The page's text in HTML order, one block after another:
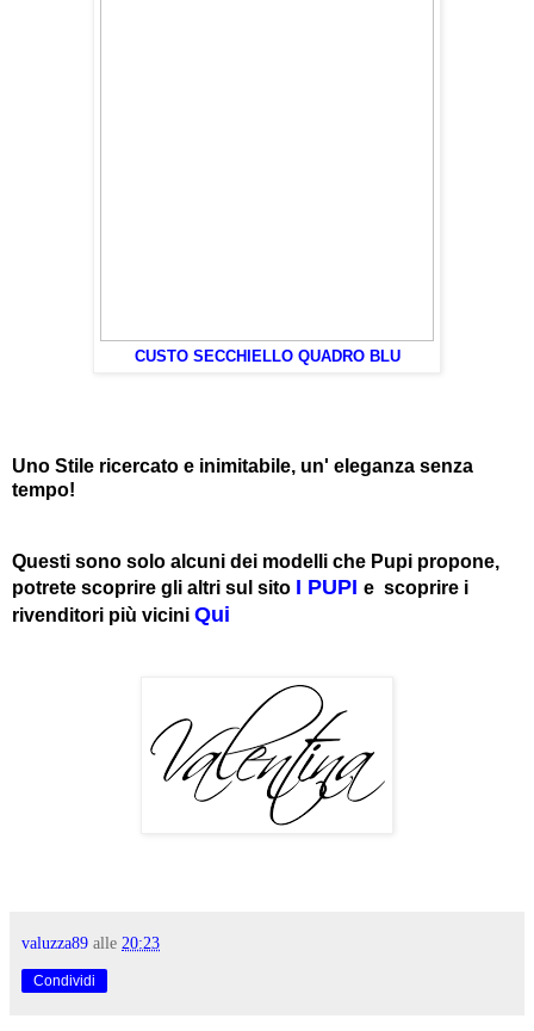
CUSTO SECCHIELLO QUADRO BLU
Uno Stile ricercato e inimitabile, un' eleganza senza
tempo!
Questi sono solo alcuni dei modelli che Pupi propone,
potrete scoprire gli altri sul sito I PUPI e scoprire i
rivenditori più vicini Qui
valuzza89 alle 20:23
Condividi